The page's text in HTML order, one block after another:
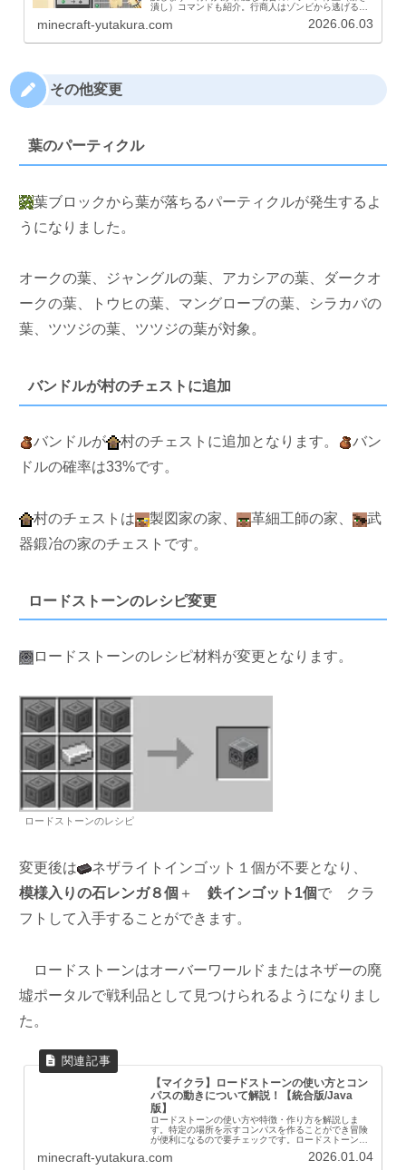
潰し）コマンドも紹介。行商人はゾンビから逃げるた
めに透明化のポーションを飲みます。ワールドの色々
な場所にスポーンする行商人。様々なアイテムをエメ
人です。
minecraft-yutakura.com 2026.06.03
その他変更
葉のパーティクル
葉ブロックから葉が落ちるパーティクルが発生するよ
うになりました。
オークの葉、ジャングルの葉、アカシアの葉、ダークオ
ークの葉、トウヒの葉、マングローブの葉、シラカバの
葉、ツツジの葉、ツツジの葉が対象。
バンドルが村のチェストに追加
バンドルが 村のチェストに追加となります。
バン
ドルの確率は33%です。
村のチェストは 製図家の家、 革細工師の家、
武
器鍛冶の家のチェストです。
ロードストーンのレシピ変更
ロードストーンのレシピ材料が変更となります。
ロードストーンのレシピ
変更後は
ネザライトインゴット１個が不要となり、
模様入りの石レンガ８個 ＋ 鉄インゴット1個で
クラ
フトして入手することができます。
ロードストーンはオーバーワールドまたはネザーの廃
墟ポータルで戦利品として見つけられるようになりまし
た。
【マイクラ】ロードストーンの使い方とコン
パスの動きについて解説！【統合版/Java
版】
ロードストーンの使い方や特徴・作り方を解説しま
す。特定の場所を示すコンパスを作ることができ冒険
が便利になるので要チェックです。ロードストーンと
はロードストーンはコンパスの向きを使用したロード
ストーンに向けることができる機能的ブロックです。
minecraft-yutakura.com 2026.01.04